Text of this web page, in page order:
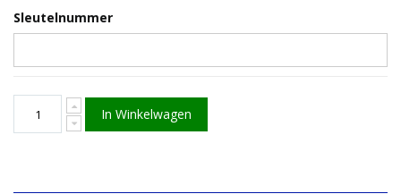
Sleutelnummer
In Winkelwagen